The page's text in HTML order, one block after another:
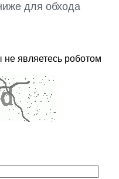
для обхода
являетесь роботом